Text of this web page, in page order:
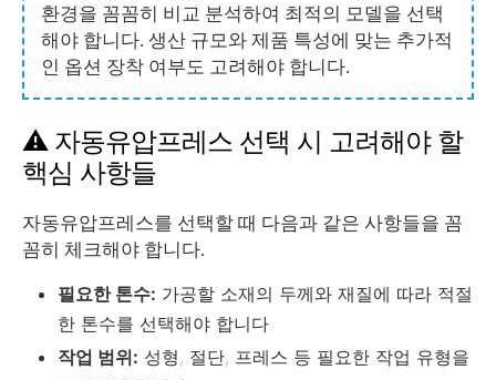
환경을 꼼꼼히 비교 분석하여 최적의 모델을 선택
해야 합니다. 생산 규모와 제품 특성에 맞는 추가적
인 옵션 장착 여부도 고려해야 합니다.
⚠️ 자동유압프레스 선택 시 고려해야 할
핵심 사항들
자동유압프레스를 선택할 때 다음과 같은 사항들을 꼼
꼼히 체크해야 합니다.
필요한 톤수: 가공할 소재의 두께와 재질에 따라 적절
한 톤수를 선택해야 합니다.
작업 범위: 성형, 절단, 프레스 등 필요한 작업 유형을